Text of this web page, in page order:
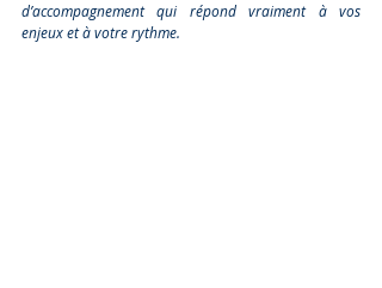
d’accompagnement qui répond vraiment à vos
enjeux et à votre rythme.